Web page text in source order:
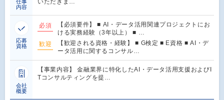
仕事
内容
いただきま…
応募
資格
必須
【必須要件】 ■ AI・データ活用関連プロジェクトにお
ける実務経験（3年以上） ■ …
歓迎
【歓迎される資格・経験】 ■ G検定 ■ E資格 ■ AI・デ
ータ活用に関するコンサル…
会社
概要
【事業内容】 金融業界に特化したAI・データ活用支援およびI
Tコンサルティングを提…